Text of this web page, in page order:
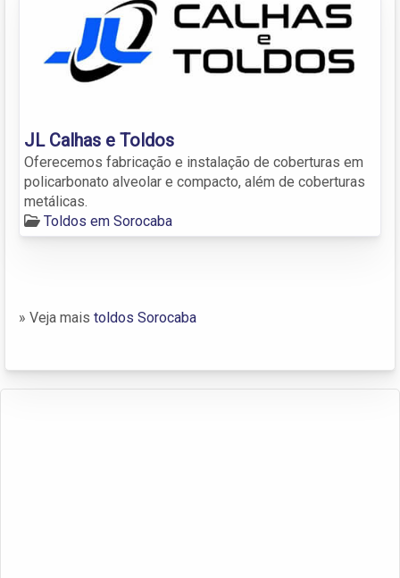
JL Calhas e Toldos
Oferecemos fabricação e instalação de coberturas em
policarbonato alveolar e compacto, além de coberturas
metálicas.
Toldos em Sorocaba
» Veja mais toldos Sorocaba